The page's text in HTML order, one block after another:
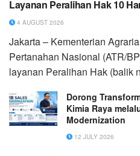
Layanan Peralihan Hak 10
4 AUGUST 2026
Jakarta – Kementerian
Pertanahan Nasional (ATR/
layanan Peralihan Hak (balik
Dorong
Kimia Raya
Modernization
12 JULY 2026